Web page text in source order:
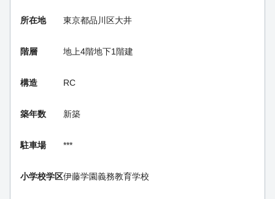
所在地 東京都品川区大井
階層 地上4階地下1階建
構造 RC
築年数 新築
駐車場 ***
小学校学区伊藤学園義務教育学校